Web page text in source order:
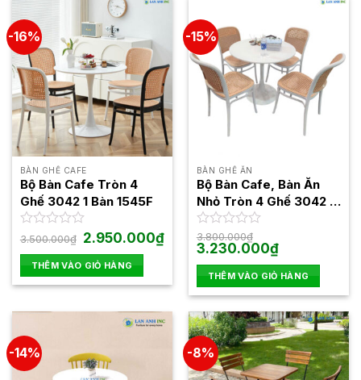
-16%
BÀN GHẾ CAFE
Bộ Bàn Cafe Tròn 4
Ghế 3042 1 Bàn 1545F
Được
hạng
0
5
3.500.000₫ Giá
gốc
là:
3.500.000₫.
2.950.000₫Giá
hiện
2.950.000₫.
THÊM VÀO GIỎ HÀNG
-15%
BÀN GHẾ ĂN
Bộ Bàn Cafe, Bàn Ăn
Nhỏ Tròn 4 Ghế 3042 1
Bàn 1545F
Được
xếp
hạng
0
5
sao
3.800.000₫
Giá
gốc
là:
3.800.000₫.
3.230.000₫Giá
hiện
tại
là:
3.230.000₫.
THÊM VÀO GIỎ HÀNG
-14% -8%